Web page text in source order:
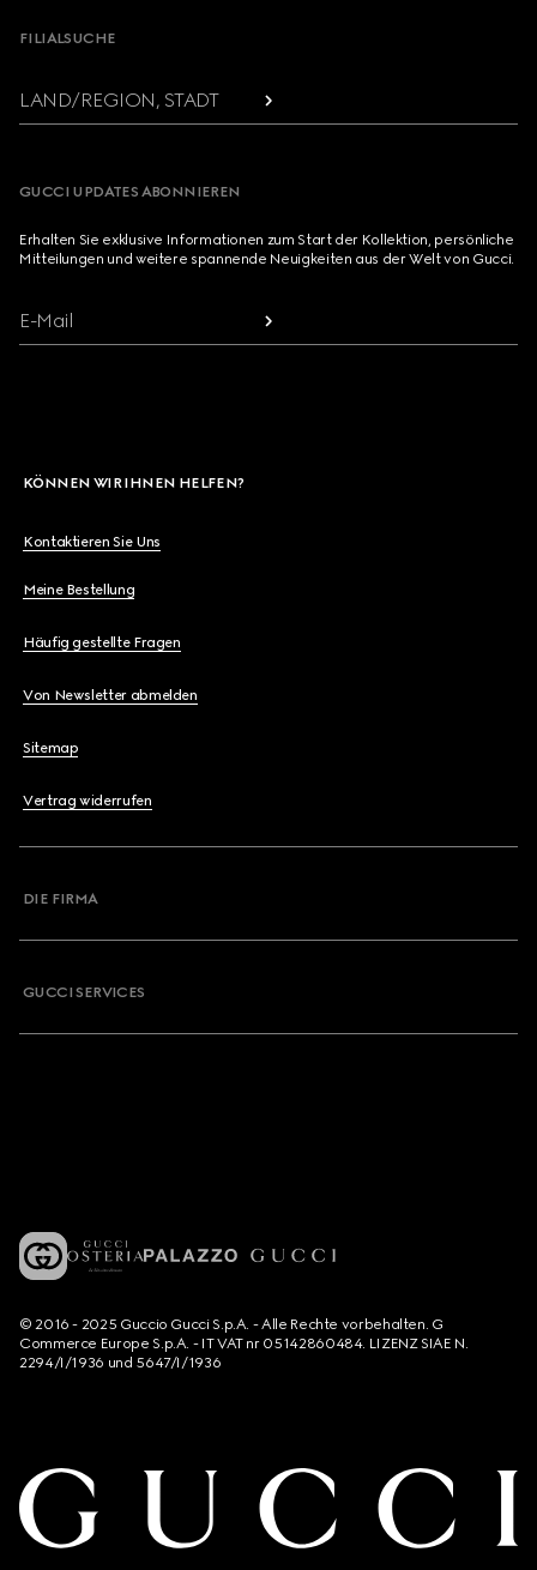
FILIALSUCHE
LAND/REGION, STADT
GUCCI UPDATES ABONNIEREN
Erhalten Sie exklusive Informationen zum Start der Kollektion, persönliche
Mitteilungen und weitere spannende Neuigkeiten aus der Welt von Gucci.
E-Mail
KÖNNEN WIR IHNEN HELFEN?
Kontaktieren Sie Uns
Meine Bestellung
Häufig gestellte Fragen
Von Newsletter abmelden
Sitemap
Vertrag widerrufen
DIE FIRMA
GUCCI SERVICES
© 2016 - 2025 Guccio Gucci S.p.A. - Alle Rechte vorbehalten. G
Commerce Europe S.p.A. - IT VAT nr 05142860484. LIZENZ SIAE N.
2294/I/1936 und 5647/I/1936